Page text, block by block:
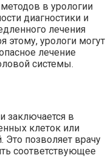
в урологии
диагностики и
лечения
этому, урологи могут
лечение
системы.
заключается в
клеток или
Это позволяет врачу
соответствующее